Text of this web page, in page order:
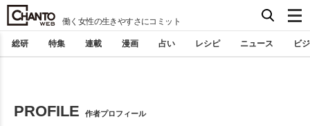
働く女性の生きやすさにコミット
総研 特集 連載 漫画 占い レシピ ニュース ビ
PROFILE 作者プロフィール